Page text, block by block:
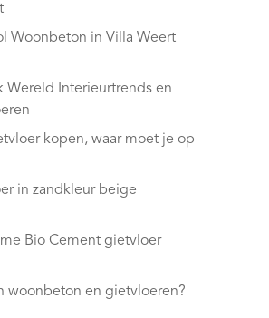
Woonbeton in Villa Weert
Wereld Interieurtrends en
kopen, waar moet je op
in zandkleur beige
Bio Cement gietvloer
woonbeton en gietvloeren?